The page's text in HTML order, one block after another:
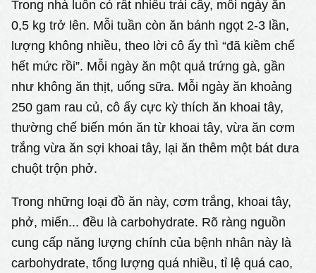
Trong nhà luôn có rất nhiều trái cây, mỗi ngày ăn
0,5 kg trở lên. Mỗi tuần còn ăn bánh ngọt 2-3 lần,
lượng không nhiều, theo lời cô ấy thì “đã kiềm chế
hết mức rồi”. Mỗi ngày ăn một quả trứng gà, gần
như không ăn thịt, uống sữa. Mỗi ngày ăn khoảng
250 gam rau củ, cô ấy cực kỳ thích ăn khoai tây,
thường chế biến món ăn từ khoai tây, vừa ăn cơm
trắng vừa ăn sợi khoai tây, lại ăn thêm một bát dưa
chuột trộn phở.
Trong những loại đồ ăn này, cơm trắng, khoai tây,
phở, miến... đều là carbohydrate. Rõ ràng nguồn
cung cấp năng lượng chính của bệnh nhân này là
carbohydrate, tổng lượng quá nhiều, tỉ lệ quá cao,